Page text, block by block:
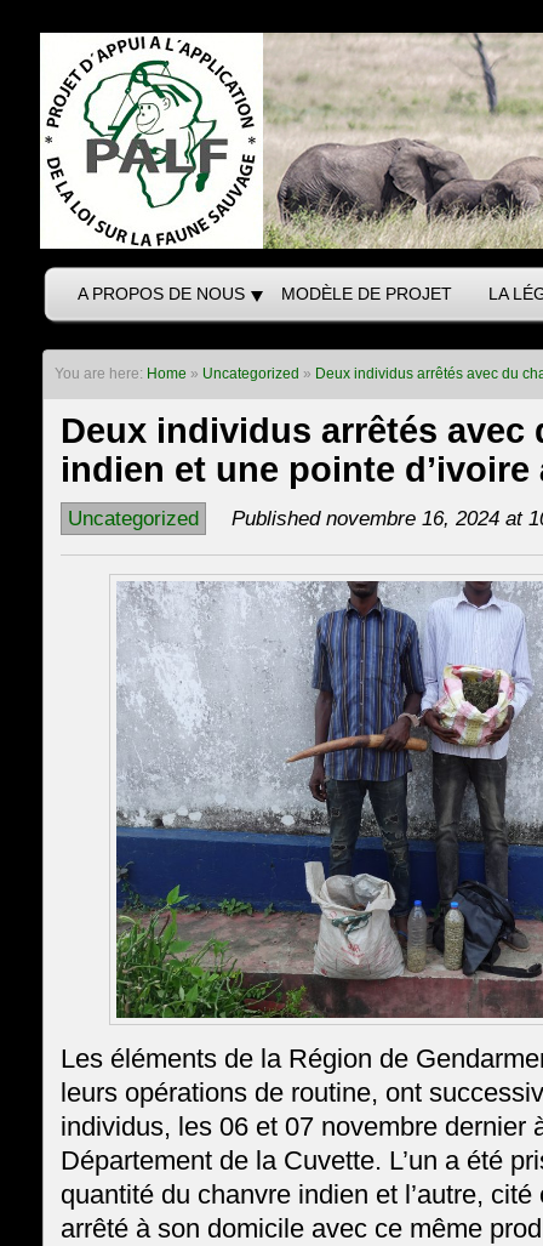
A PROPOS DE NOUS MODÈLE DE PROJET LA
You are here: Home » Uncategorized » Deux individus arrêtés avec du
Deux individus arrêtés avec
indien et une pointe d’ivoire
Uncategorized Published novembre 16, 2024 at
Les éléments de la Région de
leurs opérations de routine, ont
individus, les 06 et 07 novembre dernier
Département de la Cuvette. L’un a été
quantité du chanvre indien et l’autre,
arrêté à son domicile avec ce même